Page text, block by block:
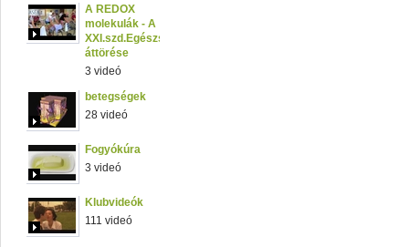
A REDOX
molekulák - A
XXI.szd.Egészségügyi
áttörése
3 videó
betegségek
28 videó
Fogyókúra
3 videó
Klubvideók
111 videó